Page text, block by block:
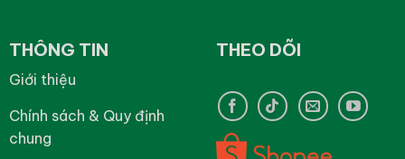
THÔNG TIN
Giới thiệu
Chính sách & Quy định
chung
THEO DÕI